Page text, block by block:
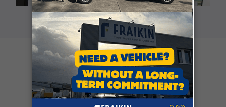
Klantgetuigenissen